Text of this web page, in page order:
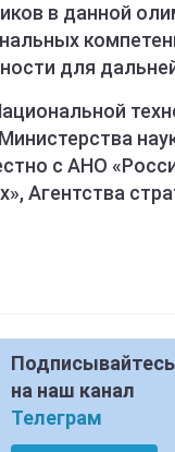
в данной
для
с АНО
Агентства
Подписывайтесь
на наш канал
Телеграм